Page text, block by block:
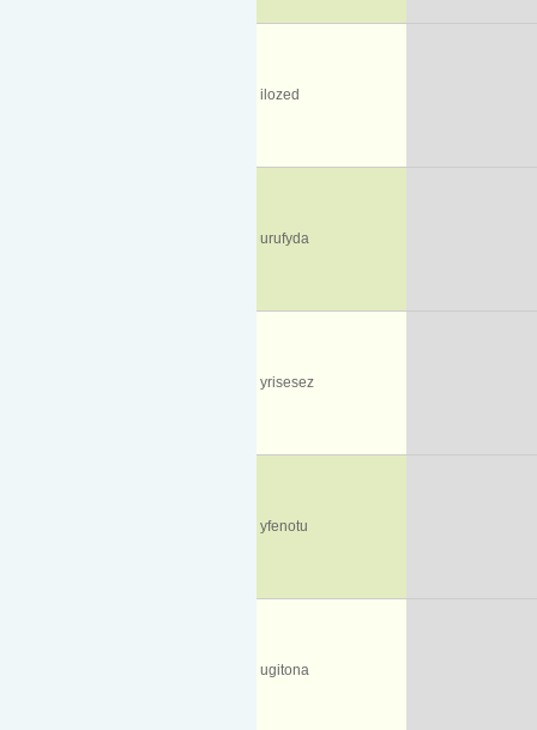
ilozed
urufyda
yrisesez
yfenotu
ugitona